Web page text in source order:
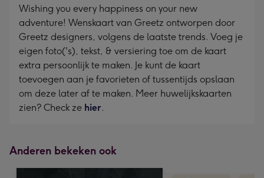
Wishing you every happiness on your new
adventure! Wenskaart van Greetz ontworpen door
Greetz designers, volgens de laatste trends. Voeg je
eigen foto('s), tekst, & versiering toe om de kaart
extra persoonlijk te maken. Je kunt de kaart
toevoegen aan je favorieten of tussentijds opslaan
om deze later af te maken. Meer huwelijkskaarten
zien? Check ze hier.
Anderen bekeken ook